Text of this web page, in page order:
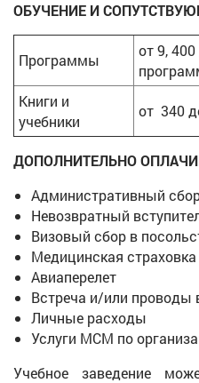
ОБУЧЕНИЕ И
Программы
от 9,
Книги и
учебники
от 340
ДОПОЛНИТЕЛЬНО
Административный
Невозвратный
Визовый сбор в
Медицинская страховка
Авиаперелет
Встреча и/или проводы
Личные расходы
Услуги МСМ по
Учебное заведение